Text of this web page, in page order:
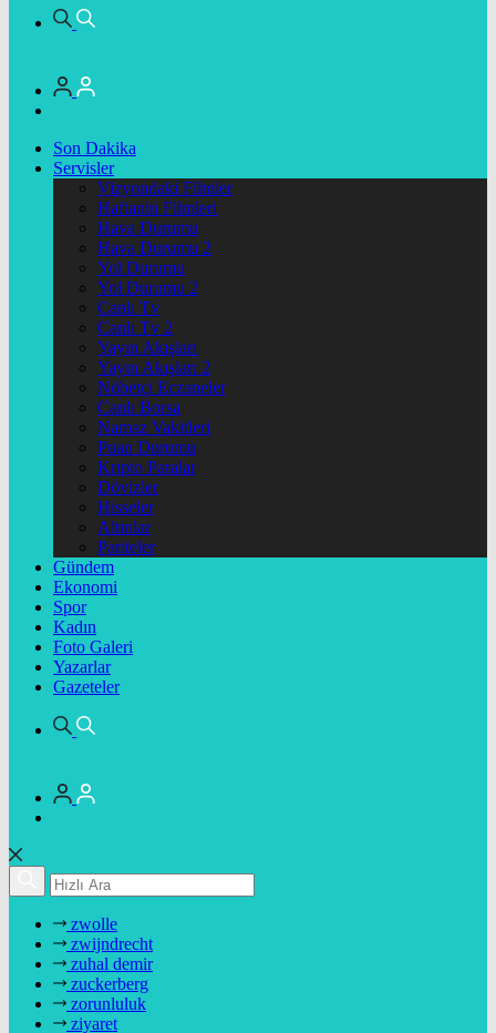
Son Dakika
Servisler
Vizyondaki Filmler
Haftanin Filmleri
Hava Durumu
Hava Durumu 2
Yol Durumu
Yol Durumu 2
Canlı Tv
Canlı Tv 2
Yayın Akışları
Yayın Akışları 2
Nöbetçi Eczaneler
Canlı Borsa
Namaz Vakitleri
Puan Durumu
Kripto Paralar
Dövizler
Hisseler
Altınlar
Pariteler
Gündem
Ekonomi
Spor
Kadın
Foto Galeri
Yazarlar
Gazeteler
zwolle
zwijndrecht
zuhal demir
zuckerberg
zorunluluk
ziyaret